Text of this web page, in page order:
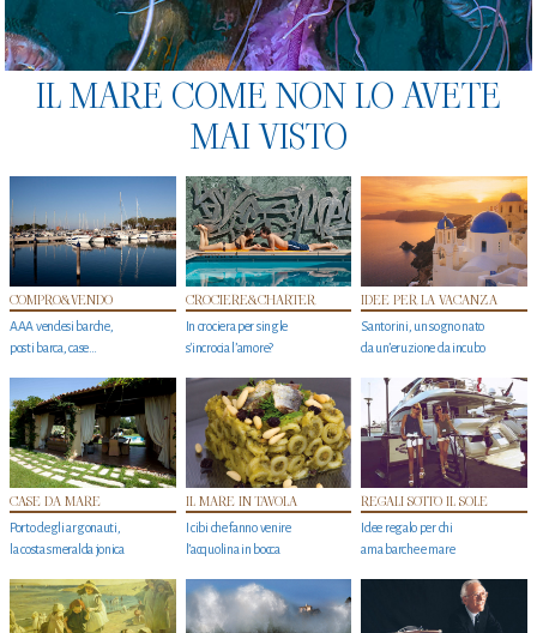
IL MARE COME NON LO AVETE
MAI VISTO
COMPRO&VENDO
AAA vendesi barche,
posti barca, case…
CROCIERE&CHARTER
In crociera per single
s'incrocia l’amore?
IDEE PER LA VACANZA
Santorini, un sogno nato
da un’eruzione da incubo
CASE DA MARE
Porto degli argonauti,
la costa smeralda jonica
IL MARE IN TAVOLA
I cibi che fanno venire
l’acquolina in bocca
REGALI SOTTO IL SOLE
Idee regalo per chi
ama barche e mare